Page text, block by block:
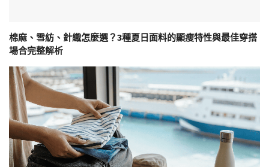
棉麻、雪紡、針織怎麼選？3種夏日面料的顯瘦特性與最佳穿搭
場合完整解析